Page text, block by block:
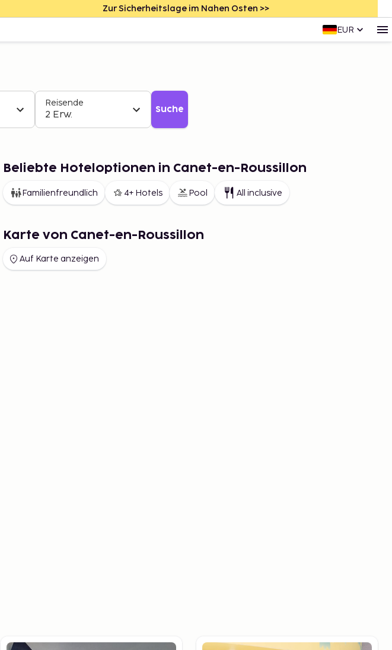
Zur Sicherheitslage im Nahen Osten >>
EUR
Reisende
2 Erw. Suche
Beliebte Hoteloptionen in Canet-en-Roussillon
Familienfreundlich 4+ Hotels Pool All inclusive
Karte von Canet-en-Roussillon
Auf Karte anzeigen